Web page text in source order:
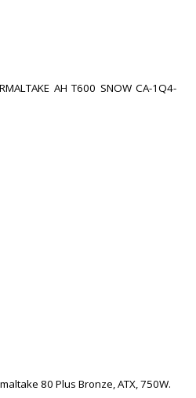
AH T600 SNOW CA-1Q4-
80 Plus Bronze, ATX, 750W.